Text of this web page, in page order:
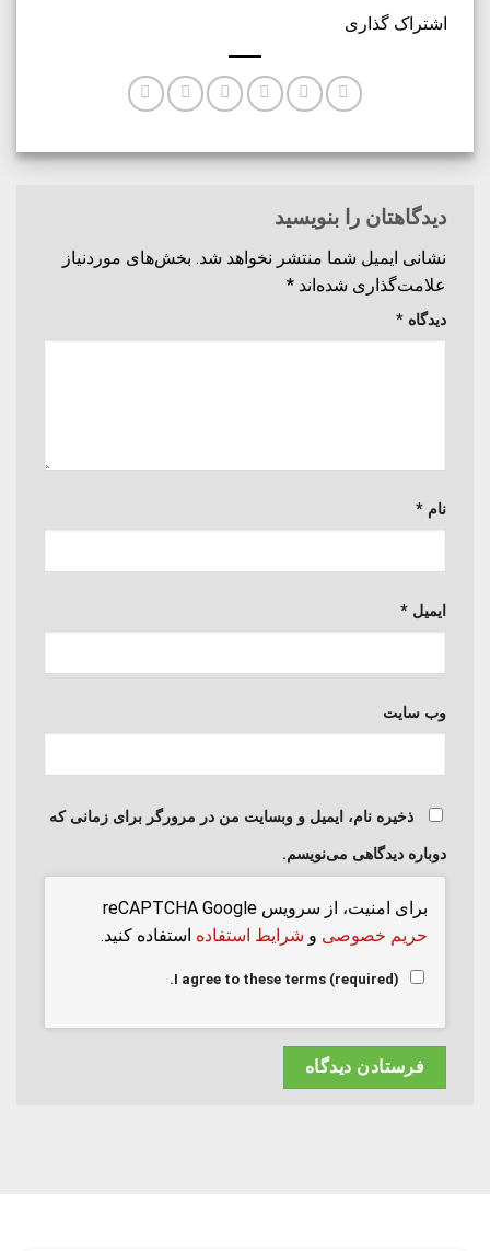
اشتراک گذاری
دیدگاهتان را بنویسید
نشانی ایمیل شما منتشر نخواهد شد. بخش‌های موردنیاز
علامت‌گذاری شده‌اند *
دیدگاه *
نام *
ایمیل *
وب‌ سایت
ذخیره نام، ایمیل و وبسایت من در مرورگر برای زمانی که
دوباره دیدگاهی می‌نویسم.
برای امنیت، از سرویس reCAPTCHA Google
حریم خصوصی و شرایط استفاده استفاده کنید.
I agree to these terms (required).